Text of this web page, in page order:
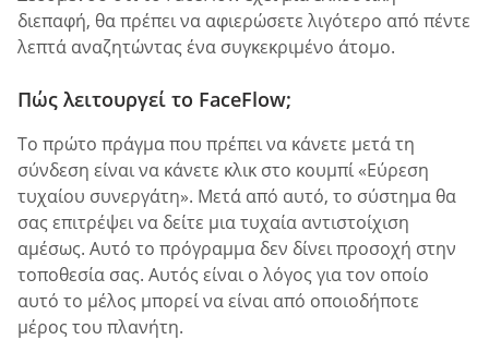
διεπαφή, θα πρέπει να αφιερώσετε λιγότερο από πέντε
λεπτά αναζητώντας ένα συγκεκριμένο άτομο.
Πώς λειτουργεί το FaceFlow;
Το πρώτο πράγμα που πρέπει να κάνετε μετά τη
σύνδεση είναι να κάνετε κλικ στο κουμπί «Εύρεση
τυχαίου συνεργάτη». Μετά από αυτό, το σύστημα θα
σας επιτρέψει να δείτε μια τυχαία αντιστοίχιση
αμέσως. Αυτό το πρόγραμμα δεν δίνει προσοχή στην
τοποθεσία σας. Αυτός είναι ο λόγος για τον οποίο
αυτό το μέλος μπορεί να είναι από οποιοδήποτε
μέρος του πλανήτη.